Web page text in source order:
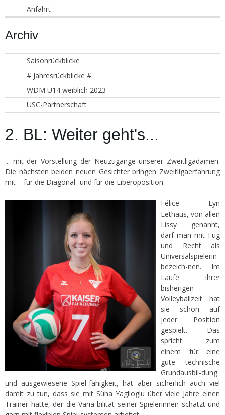
Anfahrt
Archiv
Saisonrückblicke
# Jahresrückblicke #
WDM U14 weiblich 2023
USC-Partnerschaft
2. BL: Weiter geht's...
... mit der Vorstellung der Neuzugänge unserer Zweitligadamen.
Die nächsten beiden neuen Gesichter bringen Zweitligaerfahrung
mit – für die Diagonal- und für die Liberoposition.
Félice Lyn
Lethaus, von allen
Lissy genannt,
darf man mit Fug
und Recht als
Universalspielerin
bezeich-nen. Im
Laufe ihrer
bisherigen
Volleyballzeit hat
sie schon auf
jeder Position
gespielt. Das
spricht zum
einem für eine
gute technische
Grundausbil-dung
und ausgewiesene Spiel-fähigkeit, hat aber sicherlich auch viel
damit zu tun, dass sie mit Süha Yaglioglu über viele Jahre einen
Trainer hatte, der die Varia-bilität seiner Spielerinnen schätzt und